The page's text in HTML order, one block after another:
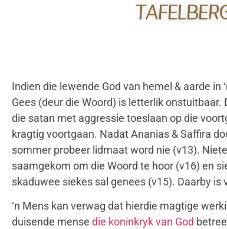
Indien die lewende God van hemel & aarde
Gees (deur die Woord) is letterlik
die satan met aggressie toeslaan op die
kragtig voortgaan. Nadat Ananias & Saffira
sommer probeer lidmaat word nie (v13).
saamgekom om die Woord te hoor (v16) en
skaduwee siekes sal genees (v15). Daarby
‘n Mens kan verwag dat hierdie magtige
duisende mense die koninkryk van God